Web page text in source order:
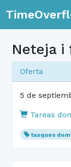
Neteja i
Oferta
5 de
Tareas
tasques